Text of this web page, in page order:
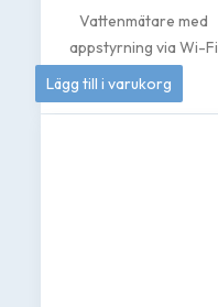
Vattenmätare med
appstyrning via Wi-Fi
4 995kr
Lägg till i varukorg